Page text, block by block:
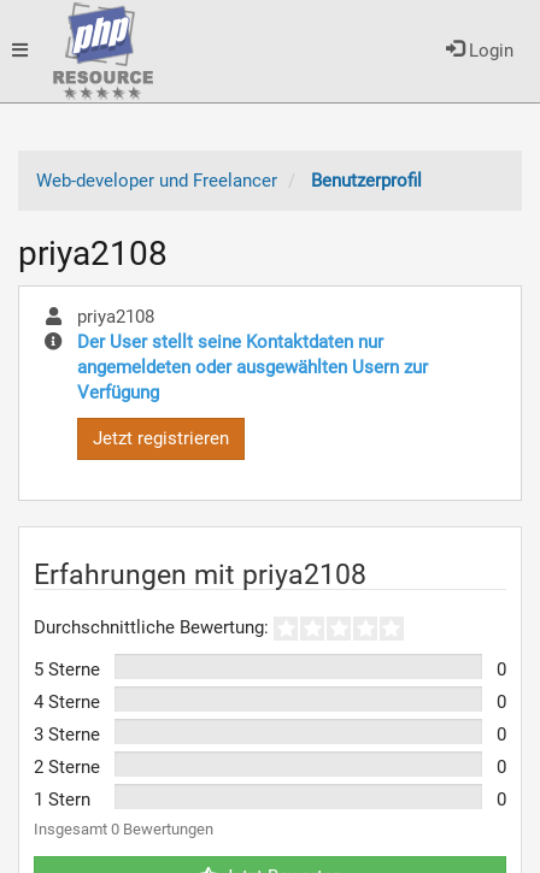
Login
Toggle
Web-developer und Freelancer
Benutzerprofil
priya2108
priya2108
Der User stellt seine Kontaktdaten nur
angemeldeten oder ausgewählten Usern zur
Verfügung
Jetzt registrieren
Erfahrungen mit priya2108
Durchschnittliche Bewertung:
5 Sterne
0
4 Sterne
0
3 Sterne
0
2 Sterne
0
1 Stern
0
Insgesamt 0 Bewertungen